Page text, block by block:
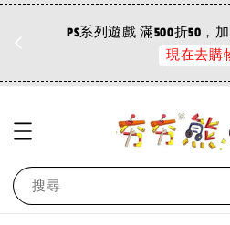
PS系列遊戲 滿500折50，
現在去購
搜尋